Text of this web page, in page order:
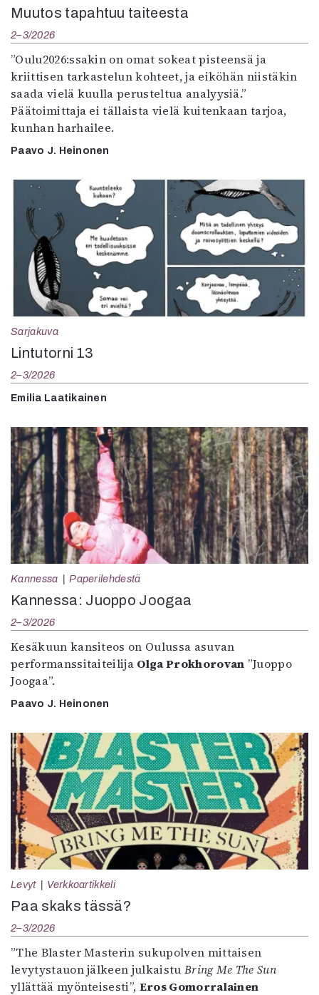
Muutos tapahtuu taiteesta
2–3/2026
”Oulu2026:ssakin on omat sokeat pisteensä ja
kriittisen tarkastelun kohteet, ja eiköhän niistäkin
saada vielä kuulla perusteltua analyysiä.”
Päätoimittaja ei tällaista vielä kuitenkaan tarjoa,
kunhan harhailee.
Paavo J. Heinonen
Sarjakuva
Lintutorni 13
2–3/2026
Emilia Laatikainen
Kannessa Paperilehdestä
Kannessa: Juoppo Joogaa
2–3/2026
Kesäkuun kansiteos on Oulussa asuvan
performanssitaiteilija Olga Prokhorovan ”Juoppo
Joogaa”.
Paavo J. Heinonen
Levyt Verkkoartikkeli
Paa skaks tässä?
2–3/2026
”The Blaster Masterin sukupolven mittaisen
levytystauon jälkeen julkaistu Bring Me The Sun
yllättää myönteisesti”, Eros Gomorralainen